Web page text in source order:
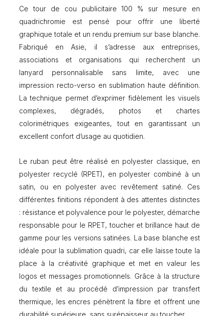
%
Ce tour de cou publicitaire 100 % sur mesure en
quadrichromie est pensé pour offrir une liberté
graphique totale et un rendu premium sur base blanche.
Fabriqué en Asie, il s’adresse aux entreprises,
associations et organisations qui recherchent un
lanyard personnalisable sans limite, avec une
impression recto-verso en sublimation haute définition.
La technique permet d’exprimer fidèlement les visuels
complexes, dégradés, photos et chartes
colorimétriques exigeantes, tout en garantissant un
excellent confort d’usage au quotidien.
Le ruban peut être réalisé en polyester classique, en
polyester recyclé (RPET), en polyester combiné à un
satin, ou en polyester avec revêtement satiné. Ces
différentes finitions répondent à des attentes distinctes
: résistance et polyvalence pour le polyester, démarche
responsable pour le RPET, toucher et brillance haut de
gamme pour les versions satinées. La base blanche est
idéale pour la sublimation quadri, car elle laisse toute la
place à la créativité graphique et met en valeur les
logos et messages promotionnels. Grâce à la structure
du textile et au procédé d’impression par transfert
thermique, les encres pénètrent la fibre et offrent une
durabilité supérieure, sans surépaisseur au toucher.